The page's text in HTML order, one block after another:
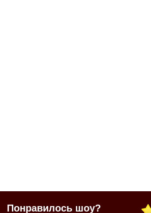
Понравилось шоу?